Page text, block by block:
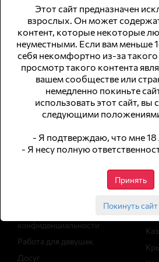
© 2026 WomWork.ru, Работа для
сайт для совершеннолетней
не публикуем анкеты с интим-
Навигация
Вакансии
конфиденциальности
Работа для девушек
Досуг
Этот сайт предназначен
взрослых. Он может
контент, которые некоторые
неуместными. Если вам меньше
себя некомфортно из-за
просмотр такого контента
вашем сообществе или
немедленно покиньте
использовать этот сайт, вы
следующими
- Я подтверждаю, что мне
- Я несу полную
Принять
Покинуть сайт